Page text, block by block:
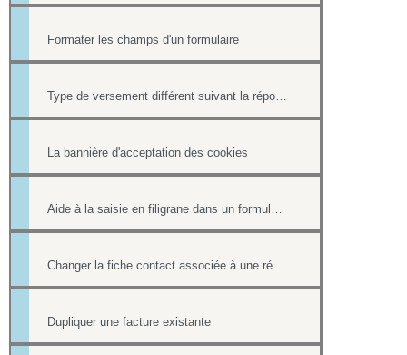
Formater les champs d'un formulaire
Type de versement différent suivant la réponse à une question d'un formulaire
La bannière d'acceptation des cookies
Aide à la saisie en filigrane dans un formulaire en ligne
Changer la fiche contact associée à une réponse d'un formulaire
Dupliquer une facture existante